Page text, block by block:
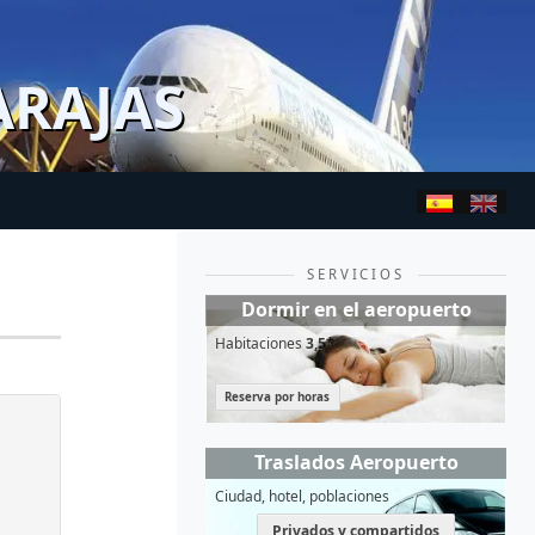
SERVICIOS
Dormir en el aeropuerto
Habitaciones3,5*
Reserva por horas
Traslados Aeropuerto
Ciudad, hotel, poblaciones